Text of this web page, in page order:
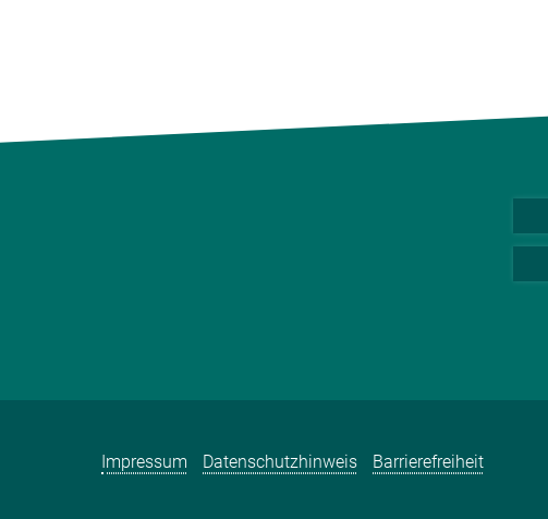
Impressum Datenschutzhinweis Barrierefreiheit